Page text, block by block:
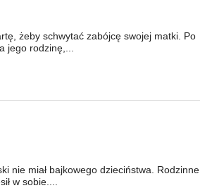
żeby schwytać zabójcę swojej matki. Po
jego rodzinę,...
nie miał bajkowego dzieciństwa. Rodzinne
w sobie....